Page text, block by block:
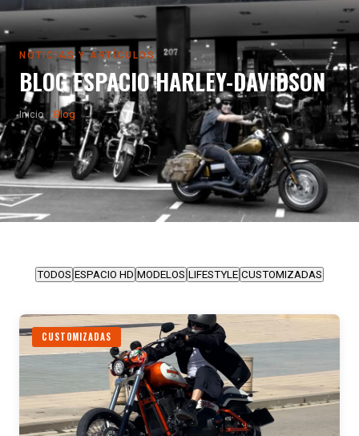
NOTICIAS Y ARTÍCULOS
BLOG ESPACIO HARLEY-DAVIDSON
Inicio Blog
TODOS ESPACIO HD MODELOS LIFESTYLE CUSTOMIZADAS
CUSTOMIZADAS